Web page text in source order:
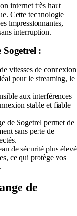
internet très haut
Cette technologie
impressionnantes,
interruption.
Sogetrel :
vitesses de connexion
pour le streaming, le
aux interférences
stable et fiable
de Sogetrel permet de
sans perte de
de sécurité plus élevé
ce qui protège vos
de